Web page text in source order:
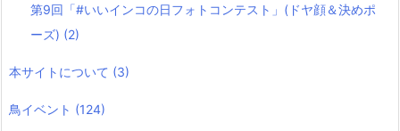
第9回「#いいインコの日フォトコンテスト」(ドヤ顔＆決めポ
ーズ) (2)
本サイトについて (3)
鳥イベント (124)